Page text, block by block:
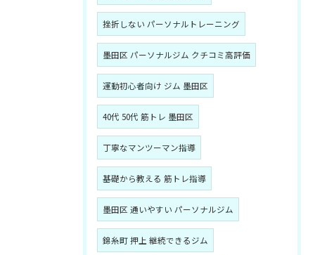
挫折しない パーソナルトレーニング
墨田区 パーソナルジム クチコミ高評価
運動初心者向け ジム 墨田区
40代 50代 筋トレ 墨田区
丁寧なマンツーマン指導
基礎から教える 筋トレ指導
墨田区 通いやすい パーソナルジム
錦糸町 押上 継続できるジム